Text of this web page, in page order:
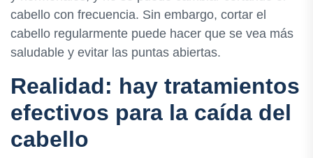
cabello con frecuencia. Sin embargo, cortar el
cabello regularmente puede hacer que se vea más
saludable y evitar las puntas abiertas.
Realidad: hay tratamientos
efectivos para la caída del
cabello